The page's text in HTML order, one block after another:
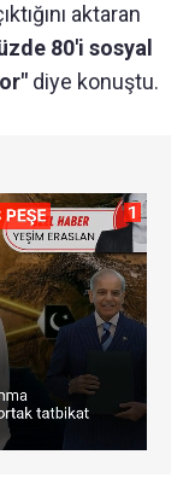
aktaran
80'i sosyal
diye konuştu.